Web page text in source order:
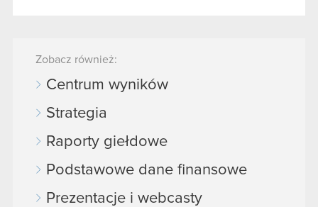
Zobacz również:
Centrum wyników
Strategia
Raporty giełdowe
Podstawowe dane finansowe
Prezentacje i webcasty